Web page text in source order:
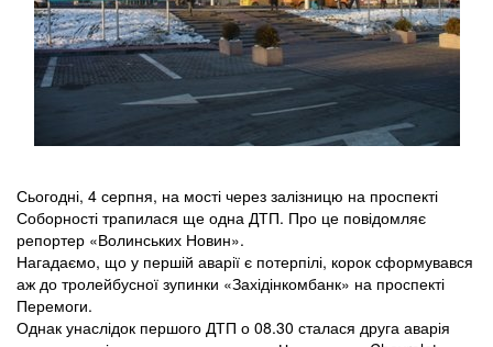
Сьогодні, 4 серпня, на мості через залізницю на проспекті
Соборності трапилася ще одна ДТП. Про це повідомляє
репортер «Волинських Новин».
Нагадаємо, що у першій аварії є потерпілі, корок сформувався
аж до тролейбусної зупинки «Західінкомбанк» на проспекті
Перемоги.
Однак унаслідок першого ДТП о 08.30 сталася друга аварія